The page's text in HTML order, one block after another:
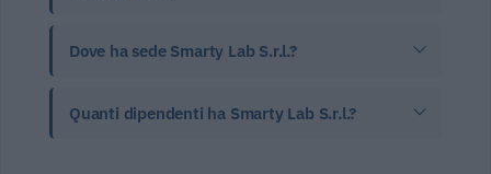
Dove ha sede Smarty Lab S.r.l.?
Quanti dipendenti ha Smarty Lab S.r.l.?